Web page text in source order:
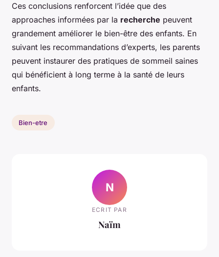
Ces conclusions renforcent l’idée que des
approaches informées par la recherche peuvent
grandement améliorer le bien-être des enfants. En
suivant les recommandations d’experts, les parents
peuvent instaurer des pratiques de sommeil saines
qui bénéficient à long terme à la santé de leurs
enfants.
Bien-etre
N
ECRIT PAR
Naïm